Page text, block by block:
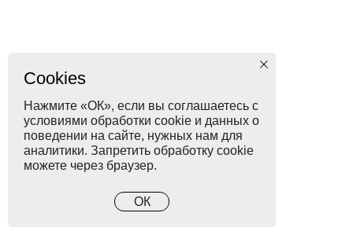
Cookies
Нажмите «ОК», если вы соглашаетесь с
условиями обработки cookie и данных о
поведении на сайте, нужных нам для
аналитики. Запретить обработку cookie
можете через браузер.
ОК